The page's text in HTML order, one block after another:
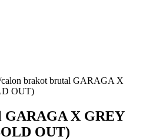
calon brakot brutal GARAGA X
OUT)
X GREY
OUT)